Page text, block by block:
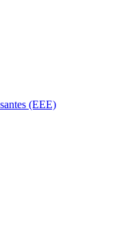
(EEE)